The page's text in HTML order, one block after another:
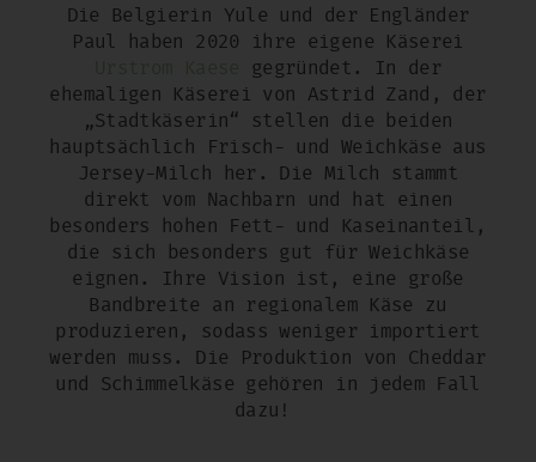
Die Belgierin Yule und der Engländer
Paul haben 2020 ihre eigene Käserei
gegründet. In der
ehemaligen Käserei von Astrid Zand, der
„Stadtkäserin“ stellen die beiden
hauptsächlich Frisch- und Weichkäse aus
Jersey-Milch her. Die Milch stammt
direkt vom Nachbarn und hat einen
besonders hohen Fett- und Kaseinanteil,
die sich besonders gut für Weichkäse
eignen. Ihre Vision ist, eine große
Bandbreite an regionalem Käse zu
produzieren, sodass weniger importiert
werden muss. Die Produktion von Cheddar
und Schimmelkäse gehören in jedem Fall
dazu!